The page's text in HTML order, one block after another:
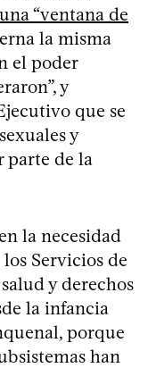
“ventana de
la misma
el poder
y
que se
y
parte de la
la necesidad
Servicios de
y derechos
la infancia
porque
han